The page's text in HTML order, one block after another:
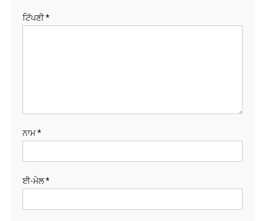
ਟਿੱਪਣੀ*
ਨਾਮ*
ਈ-ਮੇਲ*